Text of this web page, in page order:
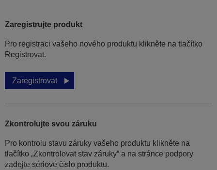
Zaregistrujte produkt
Pro registraci vašeho nového produktu klikněte na tlačítko
Registrovat.
Zaregistrovat
Zkontrolujte svou záruku
Pro kontrolu stavu záruky vašeho produktu klikněte na
tlačítko „Zkontrolovat stav záruky“ a na stránce podpory
zadejte sériové číslo produktu.